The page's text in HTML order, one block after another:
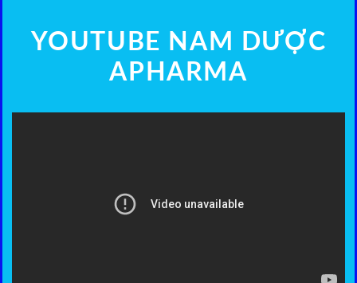
YOUTUBE NAM DƯỢC
APHARMA